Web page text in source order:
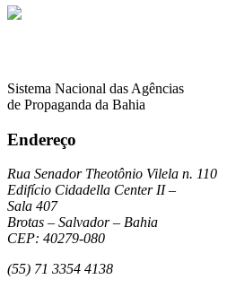
Sistema Nacional das Agências
de Propaganda da Bahia
Endereço
Rua Senador Theotônio Vilela n. 110
Edifício Cidadella Center II –
Sala 407
Brotas – Salvador – Bahia
CEP: 40279-080
(55) 71 3354 4138